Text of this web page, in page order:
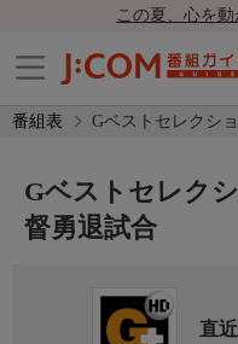
この夏、心を
番組表 Gベストセレクシ
Gベストセレク
督勇退試合
直